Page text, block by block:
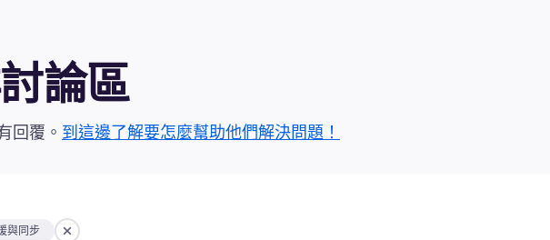
論區
回覆。 到這邊了解要怎麼幫助他們解決問題！
與同步